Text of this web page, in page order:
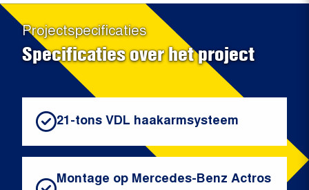
Projectspecificaties
Specificaties over het project
21-tons VDL haakarmsysteem
Montage op Mercedes-Benz Actros